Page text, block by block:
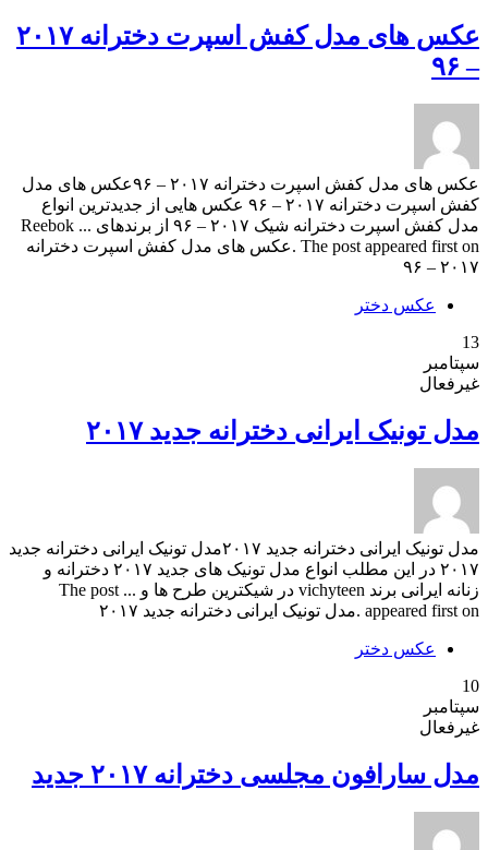
عکس های مدل کفش اسپرت دخترانه ۲۰۱۷
– ۹۶
عکس های مدل کفش اسپرت دخترانه ۲۰۱۷ – ۹۶عکس های مدل
کفش اسپرت دخترانه ۲۰۱۷ – ۹۶ عکس هایی از جدیدترین انواع
مدل کفش اسپرت دخترانه شیک ۲۰۱۷ – ۹۶ از برندهای Reebok ...
The post appeared first on .عکس های مدل کفش اسپرت دخترانه
۲۰۱۷ – ۹۶
عکس دختر
13
سپتامبر
غیرفعال
مدل تونیک ایرانی دخترانه جدید ۲۰۱۷
مدل تونیک ایرانی دخترانه جدید ۲۰۱۷مدل تونیک ایرانی دخترانه جدید
۲۰۱۷ در این مطلب انواع مدل تونیک های جدید ۲۰۱۷ دخترانه و
زنانه ایرانی برند vichyteen در شیکترین طرح ها و ... The post
appeared first on .مدل تونیک ایرانی دخترانه جدید ۲۰۱۷
عکس دختر
10
سپتامبر
غیرفعال
مدل سارافون مجلسی دخترانه ۲۰۱۷ جدید